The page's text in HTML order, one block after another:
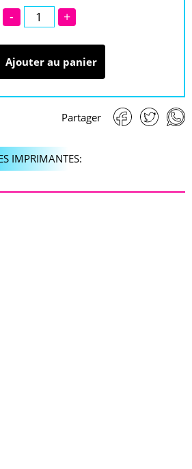
- +
Ajouter au panier
Partager
IMPRIMANTES: